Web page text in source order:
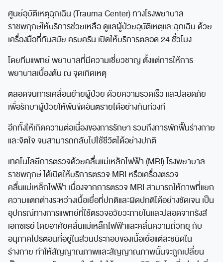
ศูนย์อุบัติเหตุฉุกเฉิน (Trauma Center) ทางโรงพยาบาล
ราชพฤกษ์ให้บริการช่วยเหลือ ดูแลผู้ป่วยอุบัติเหตุและฉุกเฉิน ด้วย
เครื่องมือที่ทันสมัย ครบครัน เปิดให้บริการตลอด 24 ชั่วโมง
โดยทีมแพทย์ พยาบาลที่มีความเชี่ยวชาญ ตั้งแต่การให้การ
พยาบาลเบื้องต้น ณ จุดเกิดเหตุ
ตลอดจนการเคลื่อนย้ายผู้ป่วย ด้วยความรวดเร็ว และปลอดภัย
เพื่อรักษาผู้ป่วยให้พ้นขีดอันตรายได้อย่างทันท่วงที
อีกทั้งให้เกิดความต่อเนื่องของการรักษา รวมถึงการพักฟื้นร่างกาย
และจิตใจ จนสามารถกลับไปใช้ชีวิตได้อย่างปกติ
เทคโนโลยีการตรวจด้วยคลื่นแม่เหล็กไฟฟ้า (MRI) โรงพยาบาล
ราชพฤกษ์ ได้เปิดให้บริการตรวจ MRI หรือเครื่องตรวจ
คลื่นแม่เหล็กไฟฟ้า เนื่องจากการตรวจ MRI สามารถให้ภาพที่แยก
ความแตกต่างระหว่างเนื้อเยื่อที่ปกติและผิดปกติได้อย่างชัดเจน เป็น
อุปกรณ์ทางการแพทย์ที่ใช้ตรวจอวัยวะภายในและปลอดจากรังสี
เอกซเรย์ โดยอาศัยคลื่นแม่เหล็กไฟฟ้าและคลื่นความถี่วิทยุ กับ
อนุภาคโปรตอนที่อยู่ในส่วนประกอบของเนื้อเยื่อแต่ละชนิดใน
ร่างกาย ทำให้สัญญาณภาพและสัญญาณภาพนั้นจะถูกเปลี่ยน